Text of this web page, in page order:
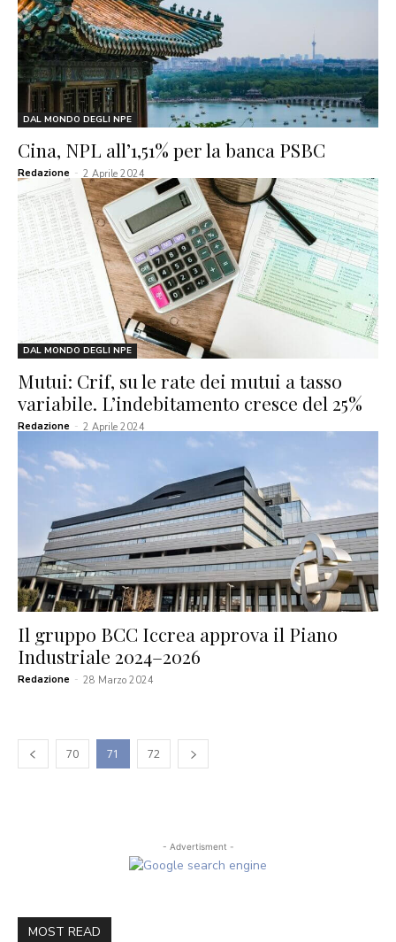
DAL MONDO DEGLI NPE
Cina, NPL all’1,51% per la banca PSBC
Redazione - 2 Aprile 2024
DAL MONDO DEGLI NPE
Mutui: Crif, su le rate dei mutui a tasso
variabile. L’indebitamento cresce del 25%
Redazione - 2 Aprile 2024
Il gruppo BCC Iccrea approva il Piano
Industriale 2024–2026
Redazione - 28 Marzo 2024
70 71 72
- Advertisment -
MOST READ